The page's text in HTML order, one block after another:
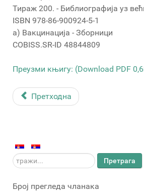
Тираж 200. - Библиографија уз
ISBN 978-86-900924-5-1
a) Вакцинација - Зборници
COBISS.SR-ID 48844809
Преузми књигу: (Download PDF
Претходна
тражи... Претрага
Број прегледа чланака